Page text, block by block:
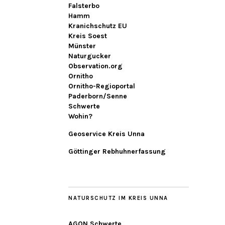
Falsterbo
Hamm
Kranichschutz EU
Kreis Soest
Münster
Naturgucker
Observation.org
Ornitho
Ornitho-Regioportal
Paderborn/Senne
Schwerte
Wohin?
Geoservice Kreis Unna
Göttinger Rebhuhnerfassung
NATURSCHUTZ IM KREIS UNNA